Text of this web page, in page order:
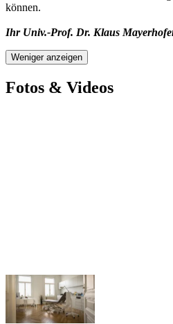
können.
Ihr Univ.-Prof. Dr. Klaus
Weniger anzeigen
Fotos & Videos